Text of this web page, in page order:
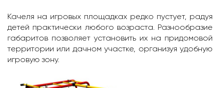
Качеля на игровых площадках редко пустует, радуя
детей практически любого возраста. Разнообразие
габаритов позволяет установить их на придомовой
территории или дачном участке, организуя удобную
игровую зону.